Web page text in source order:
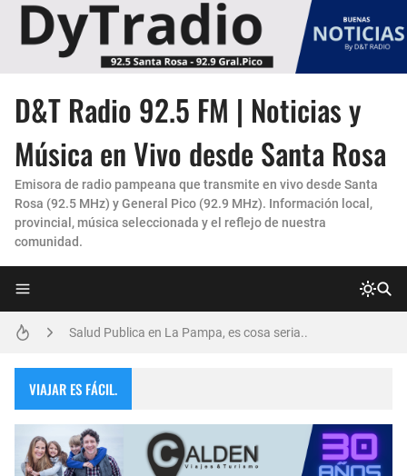
D&T Radio 92.5 FM | Noticias y
Música en Vivo desde Santa Rosa
Emisora de radio pampeana que transmite en vivo desde Santa
Rosa (92.5 MHz) y General Pico (92.9 MHz). Información local,
provincial, música seleccionada y el reflejo de nuestra
comunidad.
Un Faro de Cuidado para Nuestros Mayores
Invitación Taller “Padres preparados, hijos con carácter”
Danzas Amanecer sureño en Con Pasión
Vicky Fleck presenta su primer trabajo musical AMENA...
Matrículas 2025 IALPA- Estan abiertas las matrículas para Jardin de Infantes.
Salud Publica en La Pampa, es cosa seria..
VIAJAR ES FÁCIL.